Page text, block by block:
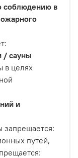
соблюдению в
/ сауны
в целях
и
путей,